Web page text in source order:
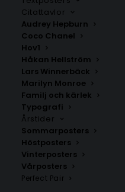
Citattavlor
Audrey Hepburn
Coco Chanel
Hov1
Håkan Hellström
Lars Winnerbäck
Marilyn Monroe
Familj och kärlek
Typografi
Årstider
Sommarposters
Höstposters
Vinterposters
Vårposters
Perfect Pair
William Morris Marigold
Fr.99.00